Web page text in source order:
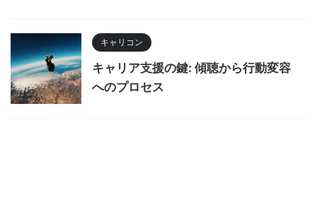
キャリコン
キャリア支援の鍵: 傾聴から行動変容
へのプロセス